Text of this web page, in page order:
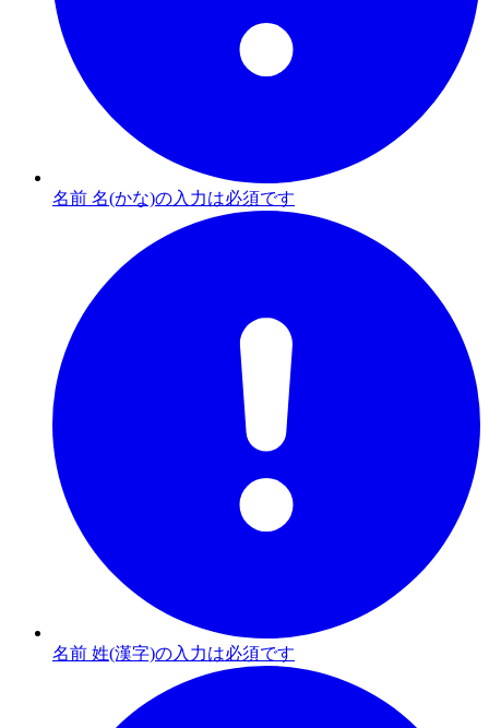
名前 名(かな)の入力は必須です
名前 姓(漢字)の入力は必須です